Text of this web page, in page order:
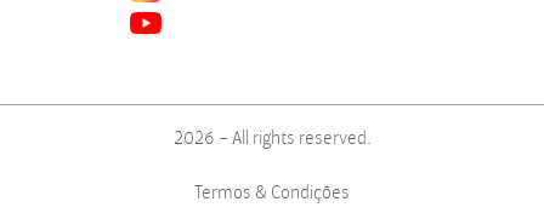
2026 - All rights reserved.
Termos & Condições